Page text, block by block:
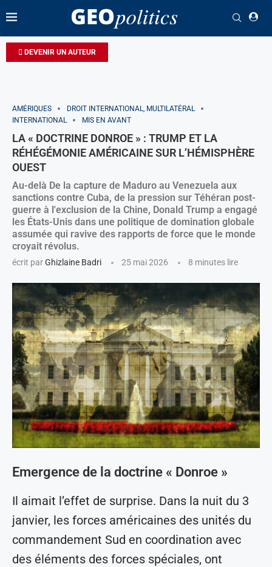
DEVENIR UN AUTEUR
AMÉRIQUES
DROIT INTERNATIONAL, MULTILATÉRAL
INTERNATIONAL
MIS EN AVANT
LA « DOCTRINE DONROE » : TRUMP ET LA
RÉHÉGÉMONIE AMÉRICAINE SUR L’HÉMISPHÈRE
OUEST
Au-delà De la capture de Maduro au Venezuela aux
sanctions contre Cuba, de la pression sur Téhéran post-
guerre à l'exclusion de la Chine, Donald Trump a engagé
les États-Unis dans une politique de domination globale
assumée qui ravive des rapports de force que le monde
croyait révolus.
écrit parGhizlaine Badri 25 mai 2026 8 minutes lire
Emergence de la doctrine « Donroe »
Il aimait l’effet de surprise. Dans la nuit du 3
janvier, les forces américaines des unités du
commandement Sud en coordination avec
des éléments des forces spéciales, ont